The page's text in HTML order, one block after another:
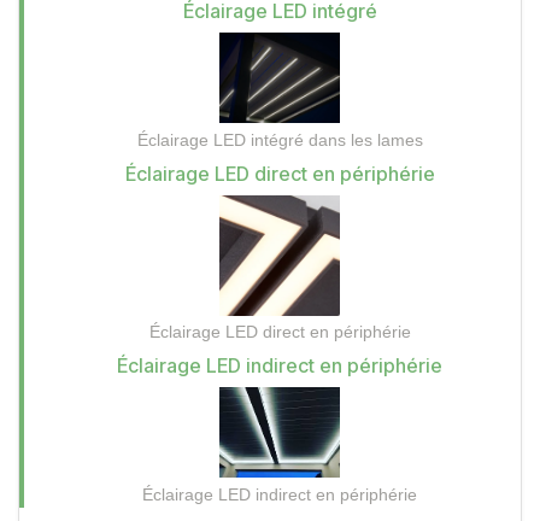
Éclairage LED intégré
Éclairage LED intégré dans les lames
Éclairage LED direct en périphérie
Éclairage LED direct en périphérie
Éclairage LED indirect en périphérie
Éclairage LED indirect en périphérie